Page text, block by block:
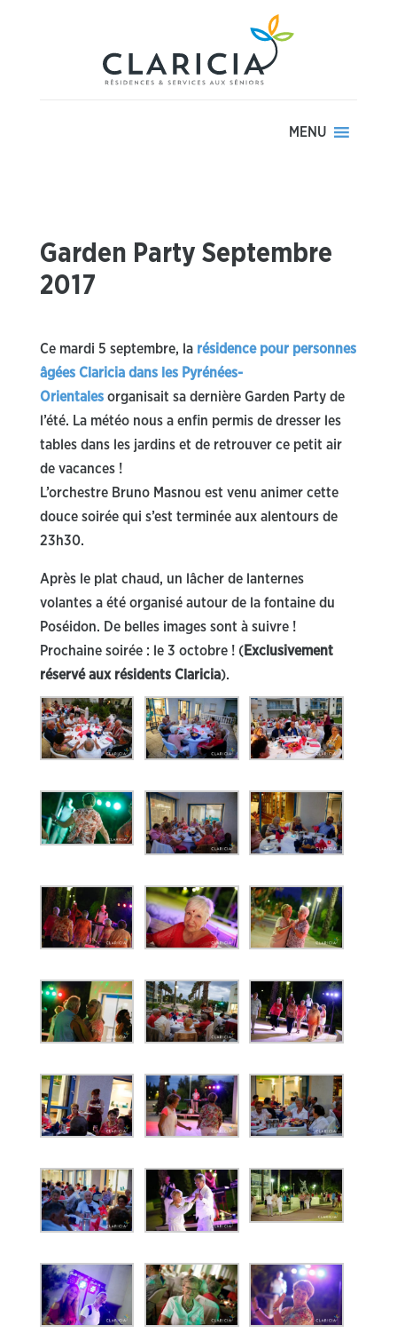
MENU
Garden Party Septembre
2017
Ce mardi 5 septembre, la résidence pour personnes
âgées Claricia dans les Pyrénées-
Orientalesorganisait sa dernière Garden Party de
l’été. La météo nous a enfin permis de dresser les
tables dans les jardins et de retrouver ce petit air
de vacances !
L’orchestre Bruno Masnou est venu animer cette
douce soirée qui s’est terminée aux alentours de
23h30.
Après le plat chaud, un lâcher de lanternes
volantes a été organisé autour de la fontaine du
Poséidon. De belles images sont à suivre !
Prochaine soirée : le 3 octobre ! (Exclusivement
réservé aux résidents Claricia).